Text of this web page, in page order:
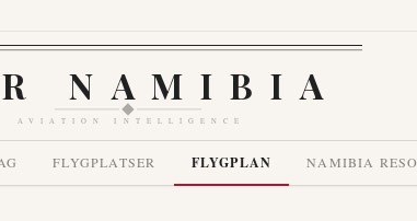
NAMIBIA
AVIATION INTELLIGENCE
FLYGPLATSER FLYGPLAN NAMIBIA